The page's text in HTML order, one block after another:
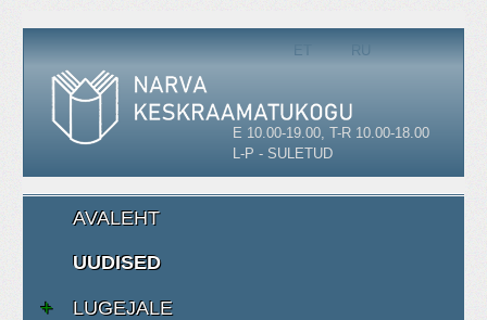
ET RU
E 10.00-19.00, T-R 10.00-18.00
L-P - SULETUD
AVALEHT
UUDISED
LUGEJALE